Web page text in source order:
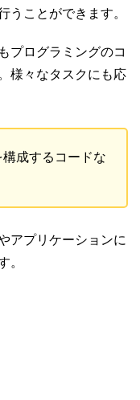
ことができます。
プログラミングのコ
様々なタスクにも応
成するコードな
アプリケーションに
。